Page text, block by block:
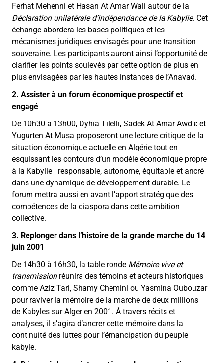
Ferhat Mehenni et Hasan At Amar Wali autour de la
Déclaration unilatérale d’indépendance de la Kabylie. Cet
échange abordera les bases politiques et les
mécanismes juridiques envisagés pour une transition
souveraine. Les participants auront ainsi l’opportunité de
clarifier les points soulevés par cette option de plus en
plus envisagées par les hautes instances de l’Anavad.
2. Assister à un forum économique prospectif et
engagé
De 10h30 à 13h00, Dyhia Tilelli, Sadek At Amar Awdiɛ et
Yugurten At Musa proposeront une lecture critique de la
situation économique actuelle en Algérie tout en
esquissant les contours d’un modèle économique propre
à la Kabylie : responsable, autonome, équitable et ancré
dans une dynamique de développement durable. Le
forum mettra aussi en avant l’apport stratégique des
compétences de la diaspora dans cette ambition
collective.
3. Replonger dans l’histoire de la grande marche du 14
juin 2001
De 14h30 à 16h30, la table ronde Mémoire vive et
transmissionréunira des témoins et acteurs historiques
comme Aziz Tari, Shamy Chemini ou Yasmina Oubouzar
pour raviver la mémoire de la marche de deux millions
de Kabyles sur Alger en 2001. À travers récits et
analyses, il s’agira d’ancrer cette mémoire dans la
continuité des luttes pour l’émancipation du peuple
kabyle.